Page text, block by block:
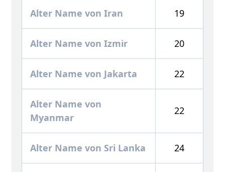
Alter Name von Iran 19
Alter Name von Izmir 20
Alter Name von Jakarta 22
Alter Name von
Myanmar
22
Alter Name von Sri Lanka 24